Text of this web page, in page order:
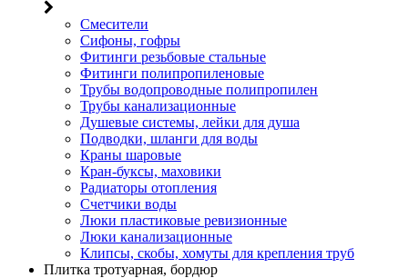
Смесители
Сифоны, гофры
Фитинги резьбовые стальные
Фитинги полипропиленовые
Трубы водопроводные полипропилен
Трубы канализационные
Душевые системы, лейки для душа
Подводки, шланги для воды
Краны шаровые
Кран-буксы, маховики
Радиаторы отопления
Счетчики воды
Люки пластиковые ревизионные
Люки канализационные
Клипсы, скобы, хомуты для крепления труб
Плитка тротуарная, бордюр